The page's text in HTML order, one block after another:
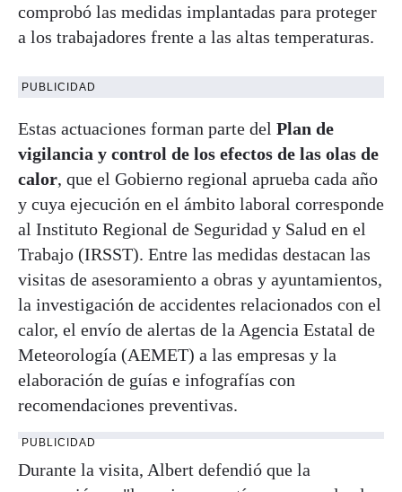
comprobó las medidas implantadas para proteger
a los trabajadores frente a las altas temperaturas.
PUBLICIDAD
Estas actuaciones forman parte del Plan de
vigilancia y control de los efectos de las olas de
calor, que el Gobierno regional aprueba cada año
y cuya ejecución en el ámbito laboral corresponde
al Instituto Regional de Seguridad y Salud en el
Trabajo (IRSST). Entre las medidas destacan las
visitas de asesoramiento a obras y ayuntamientos,
la investigación de accidentes relacionados con el
calor, el envío de alertas de la Agencia Estatal de
Meteorología (AEMET) a las empresas y la
elaboración de guías e infografías con
recomendaciones preventivas.
PUBLICIDAD
Durante la visita, Albert defendió que la